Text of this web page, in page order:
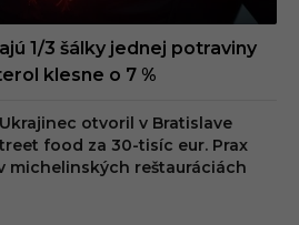
1/3 šálky jednej potraviny
klesne o 7 %
otvoril v Bratislave
food za 30-tisíc eur. Prax
michelinských reštauráciách